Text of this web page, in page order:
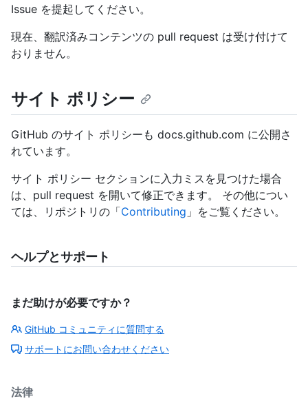
Issue を提起してください。
現在、翻訳済みコンテンツの pull request は受け付けて
おりません。
サイト ポリシー
GitHub のサイト ポリシーも docs.github.com に公開さ
れています。
サイト ポリシー セクションに入力ミスを見つけた場合
は、pull request を開いて修正できます。 その他につい
ては、リポジトリの「Contributing 」をご覧ください。
ヘルプとサポート
まだ助けが必要ですか？
GitHub コミュニティに質問する
サポートにお問い合わせください
法律